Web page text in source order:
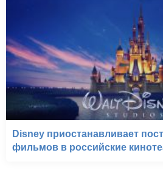
Disney приостанавливает
фильмов в российские